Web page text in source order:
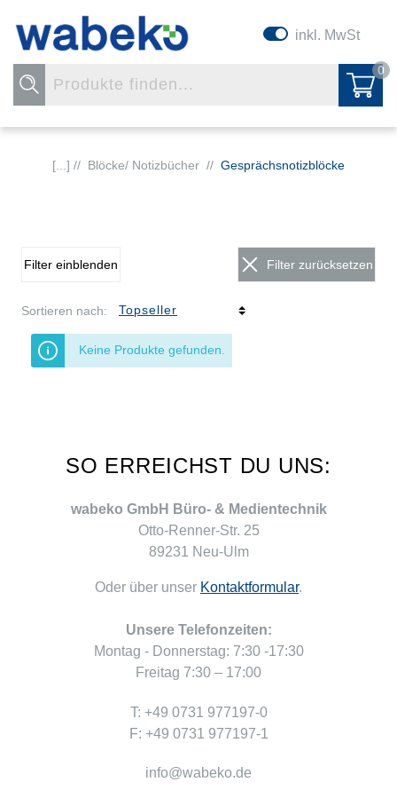
inkl. MwSt
0
[...] // Blöcke/ Notizbücher // Gesprächsnotizblöcke
Filter einblenden Filter zurücksetzen
Sortieren nach:
Keine Produkte gefunden.
SO ERREICHST DU UNS:
wabeko GmbH Büro- & Medientechnik
Otto-Renner-Str. 25
89231 Neu-Ulm
Oder über unser Kontaktformular.
Unsere Telefonzeiten:
Montag - Donnerstag: 7:30 -17:30
Freitag 7:30 – 17:00
T: +49 0731 977197-0
F: +49 0731 977197-1
info@wabeko.de